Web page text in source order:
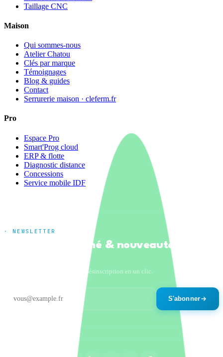
Taillage CNC
Maison
Qui sommes-nous
Atelier Chatou
Clés par marque
Témoignages
Blog & guides
Contact
Serrurerie maison · cleferm.fr
Pro
Espace Pro
Smart'Prog cloud
ERP & flotte
Diagnostic distance
Concessions
Service mobile IDF
· NEWSLETTER
Tendances marché & nouveautés
Un email par mois maximum. Désinscription en un clic.
S'abonner